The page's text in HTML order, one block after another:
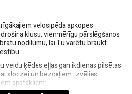
velosipēda apkopes
klusu, vienmērīgu pārslēgšanos
nodilumu, lai Tu varētu braukt
veidu ķēdes eļļas gan ikdienas pilsētas
slodzei un bezceļiem. Izvēlies
apstākļiem: